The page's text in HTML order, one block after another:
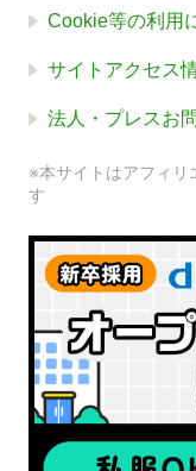
Cookie等の利用
サイトアクセス
法人・プレスお
※本サイトはアフィリ
す